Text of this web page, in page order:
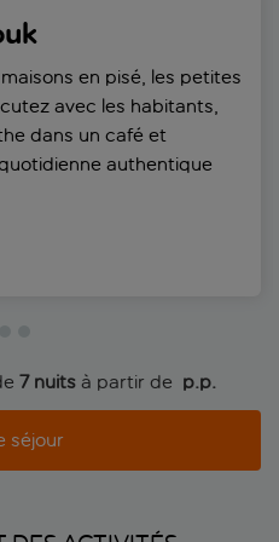
en pisé, les petites
avec les habitants,
dans un café et
authentique
7 nuits à partir de p.p.
séjour